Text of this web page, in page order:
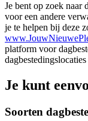
Je bent op zoek naar
voor een andere
je te helpen bij deze
platform voor
Je kunt
Soorten